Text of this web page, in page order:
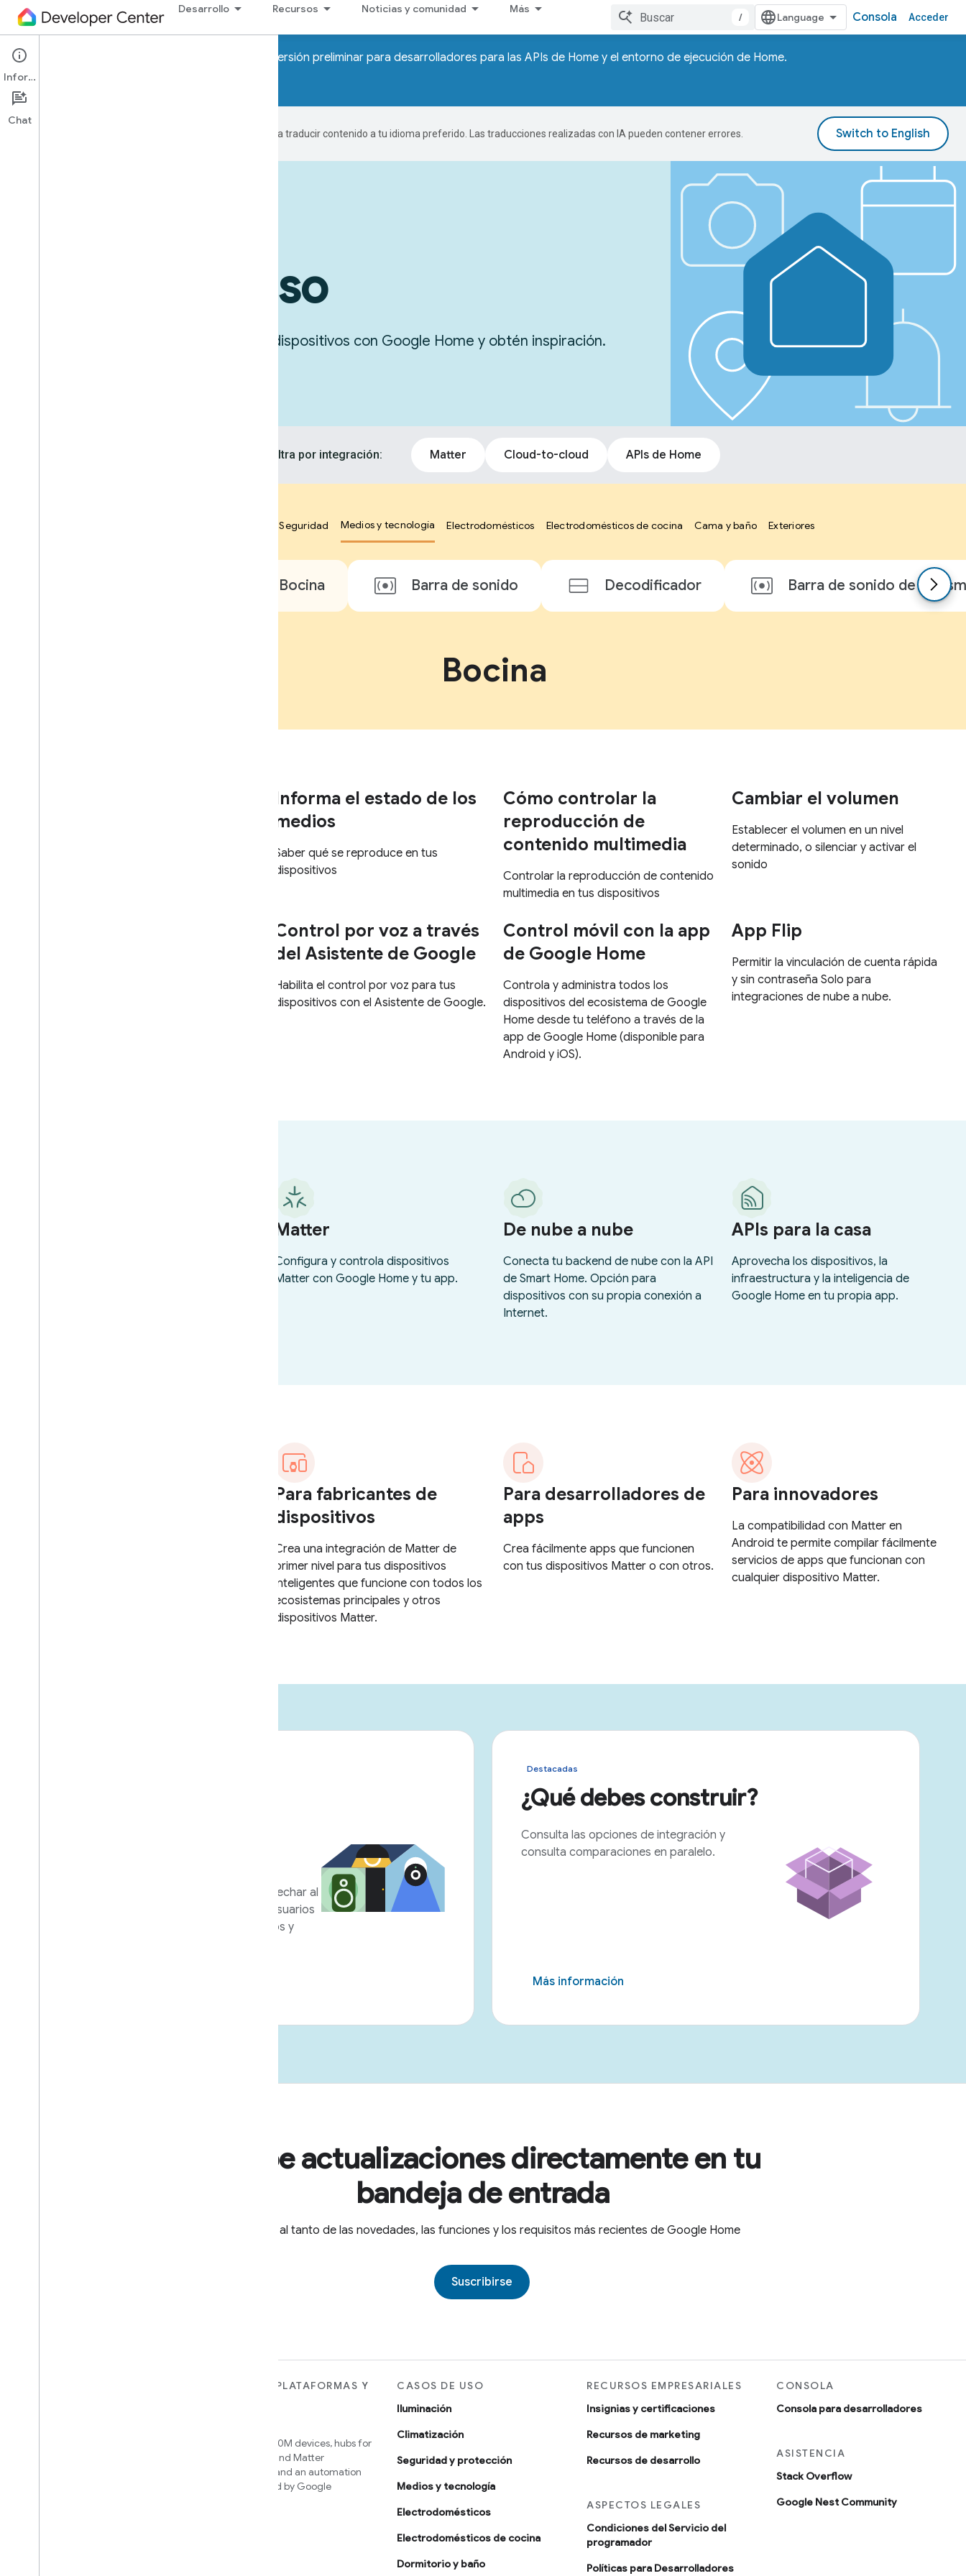
Desarrollo Recursos Noticias y comunidad Más
/ Consola Acceder
¡Atención! Pronto se lanzarán los programas de Versión preliminar para desarrolladores para las APIs de Home y el entorno de ejecución de Home.
Google utiliza tecnología de IA para traducir contenido a tu idioma preferido. Las traducciones realizadas con IA pueden contener errores.
Casos de uso
Explora las integraciones para tus dispositivos con Google Home y obtén inspiración.
Herramientas y programas para aprovechar al
máximo tu integración y ayudar a los usuarios
a aprovechar al máximo tus dispositivos y
Destacadas
¿Qué debes construir?
Consulta las opciones de integración y
consulta comparaciones en paralelo.
Más información
Recibe actualizaciones directamente en tu
bandeja de entrada
Mantente al tanto de las novedades, las funciones y los requisitos más recientes de Google Home
Suscribirse
PARA APPS, PLATAFORMAS Y
Access over 600M devices, hubs for
Google Home and Matter
infrastructure, and an automation
engine powered by Google
CASOS DE USO
Iluminación
Climatización
Seguridad y protección
Medios y tecnología
Electrodomésticos
Electrodomésticos de cocina
Dormitorio y baño
RECURSOS EMPRESARIALES
Insignias y certificaciones
Recursos de marketing
Recursos de desarrollo
ASPECTOS LEGALES
Condiciones del Servicio del
programador
Políticas para Desarrolladores
CONSOLA
Consola para desarrolladores
ASISTENCIA
Stack Overflow
Google Nest Community
Información
Chat